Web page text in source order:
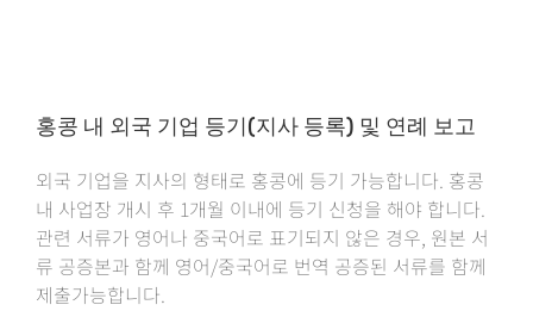
홍콩 내 외국 기업 등기(지사 등록) 및 연례 보고
외국 기업을 지사의 형태로 홍콩에 등기 가능합니다. 홍콩
내 사업장 개시 후 1개월 이내에 등기 신청을 해야 합니다. ​
관련 서류가 영어나 중국어로 표기되지 않은 경우, 원본 서
류 공증본과 함께 영어/중국어로 번역 공증된 서류를 함께
제출가능합니다.